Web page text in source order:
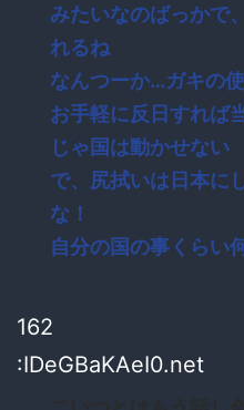
みたいなのばっかで
れるね
なんつーか…ガキの
お手軽に反日すれば
じゃ国は動かせない
で、尻拭いは日本に
な！
自分の国の事くらい
162
:IDeGBaKAeI0.net